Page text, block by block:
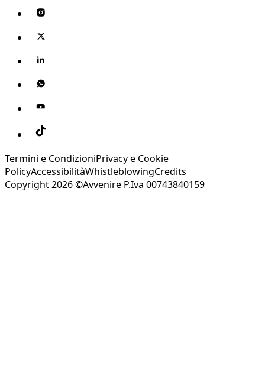
Termini e CondizioniPrivacy e Cookie
PolicyAccessibilitàWhistleblowingCredits
Copyright 2026 ©Avvenire P.Iva 00743840159